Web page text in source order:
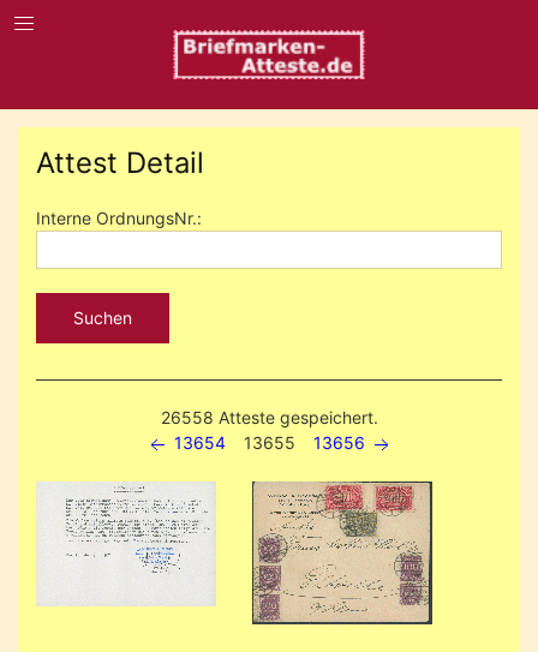
Attest Detail
Interne OrdnungsNr.:
Suchen
26558 Atteste gespeichert.
13654
13655 13656